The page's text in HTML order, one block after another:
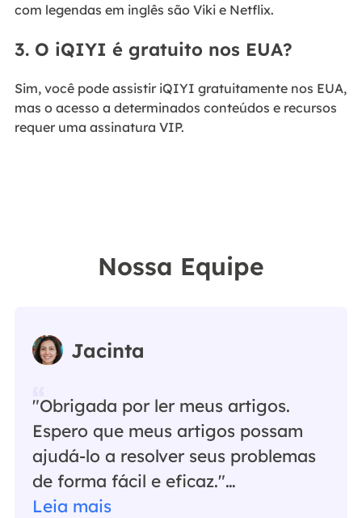
com legendas em inglês são Viki e Netflix.
3. O iQIYI é gratuito nos EUA?
Sim, você pode assistir iQIYI gratuitamente nos EUA,
mas o acesso a determinados conteúdos e recursos
requer uma assinatura VIP.
Nossa Equipe
Jacinta
"Obrigada por ler meus artigos.
Espero que meus artigos possam
ajudá-lo a resolver seus problemas
de forma fácil e eficaz."…
Leia mais